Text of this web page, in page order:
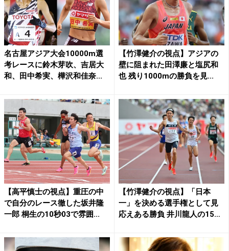
名古屋アジア大会10000m選
考レースに鈴木芽吹、吉居大
和、田中希実、樺沢和佳奈...
【竹澤健介の視点】アジアの
壁に阻まれた田澤廉と塩尻和
也 残り1000mの勝負を見...
【高平慎士の視点】重圧の中
で自分のレース徹した坂井隆
一郎 桐生の10秒03で雰囲...
【竹澤健介の視点】「日本
一」を決める選手権として見
応えある勝負 井川龍人の15